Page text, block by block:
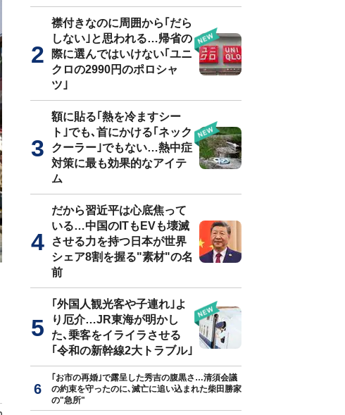
家が買えない
襟付きなのに周囲から｢だら
しない｣と思われる…帰省の
際に選んではいけない｢ユニ
クロの2990円のポロシャ
ツ｣
額に貼る｢熱を冷ますシー
ト｣でも､首にかける｢ネック
クーラー｣でもない…熱中症
対策に最も効果的なアイテ
ム
だから習近平は心底焦って
いる…中国のITもEVも壊滅
させる力を持つ日本が世界
シェア8割を握る"素材"の名
前
｢外国人観光客や子連れ｣よ
り厄介…JR東海が明かし
た､乗客をイライラさせる
｢令和の新幹線2大トラブル｣
｢お市の再婚｣で露呈した秀吉の腹黒さ…清須会議
の約束を守ったのに､滅亡に追い込まれた柴田勝家
の"急所"